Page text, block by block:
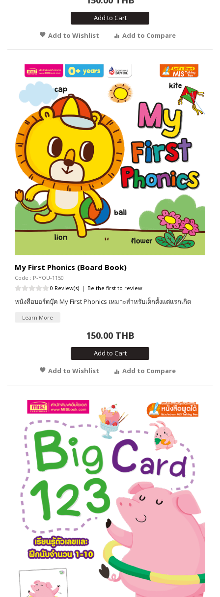
Add to Cart
Add to Wishlist
Add to Compare
My First Phonics (Board Book)
Code : P-YOU-1150
0 Review(s) | Be the first to review
หนังสือบอร์ดบุ๊ค My First Phonics เหมาะสำหรับเด็กตั้งแต่แรกเกิด
Learn More
150.00 THB
Add to Cart
Add to Wishlist
Add to Compare